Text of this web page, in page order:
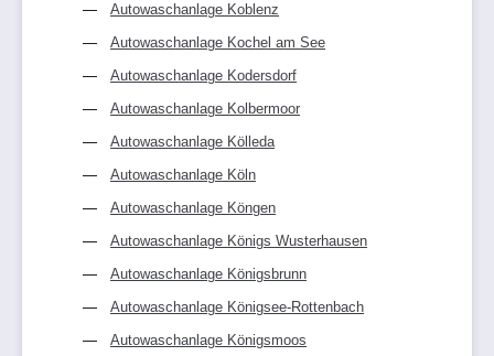
Autowaschanlage Koblenz
Autowaschanlage Kochel am See
Autowaschanlage Kodersdorf
Autowaschanlage Kolbermoor
Autowaschanlage Kölleda
Autowaschanlage Köln
Autowaschanlage Köngen
Autowaschanlage Königs Wusterhausen
Autowaschanlage Königsbrunn
Autowaschanlage Königsee-Rottenbach
Autowaschanlage Königsmoos